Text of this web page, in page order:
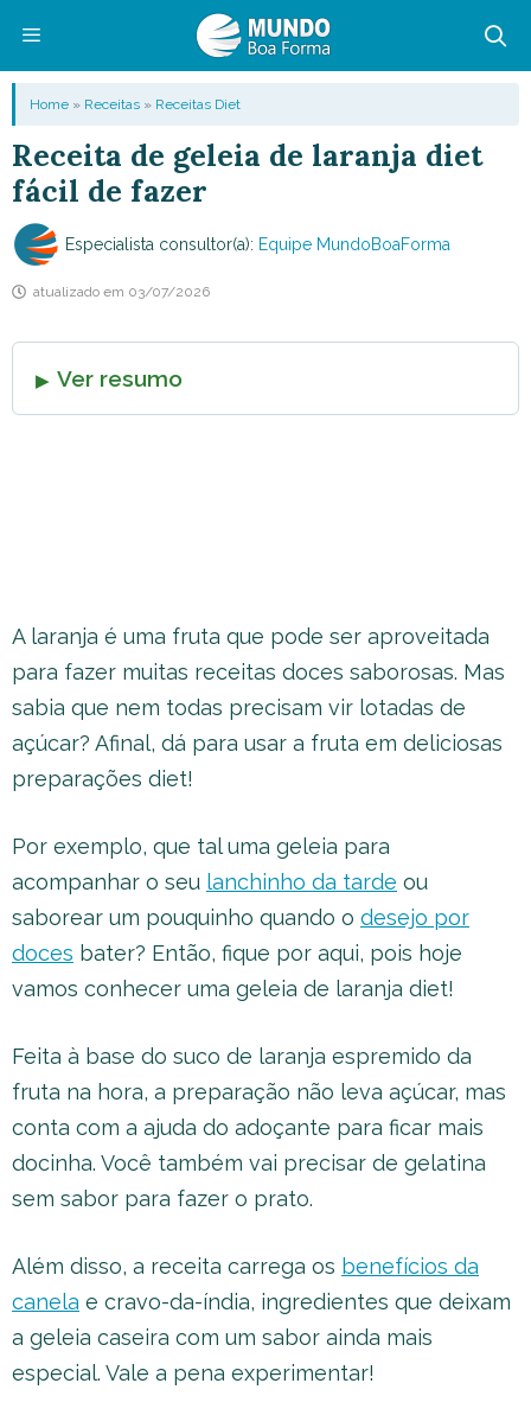
conteúdo
Menu
Home » Receitas » Receitas Diet
Receita de geleia de laranja diet
fácil de fazer
Especialista consultor(a): Equipe MundoBoaForma
atualizado em 03/07/2026
Ver resumo
A laranja é uma fruta que pode ser aproveitada
para fazer muitas receitas doces saborosas. Mas
sabia que nem todas precisam vir lotadas de
açúcar? Afinal, dá para usar a fruta em deliciosas
preparações diet!
Por exemplo, que tal uma geleia para
acompanhar o seu lanchinho da tarde ou
saborear um pouquinho quando o desejo por
doces bater? Então, fique por aqui, pois hoje
vamos conhecer uma geleia de laranja diet!
Feita à base do suco de laranja espremido da
fruta na hora, a preparação não leva açúcar, mas
conta com a ajuda do adoçante para ficar mais
docinha. Você também vai precisar de gelatina
sem sabor para fazer o prato.
Além disso, a receita carrega os benefícios da
canela e cravo-da-índia, ingredientes que deixam
a geleia caseira com um sabor ainda mais
especial. Vale a pena experimentar!